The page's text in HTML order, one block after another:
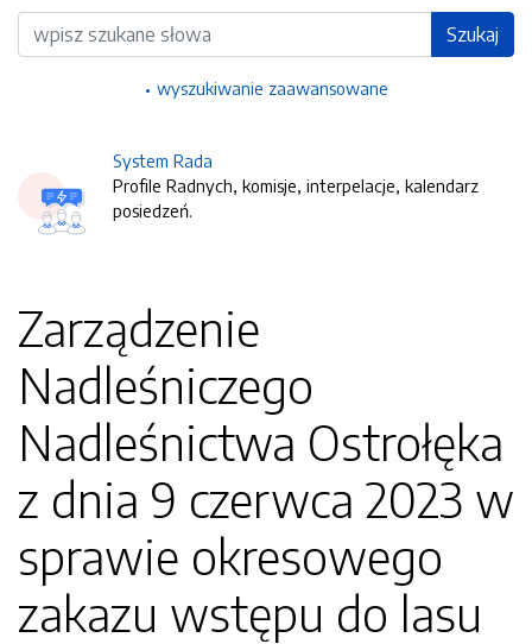
Wyszukiwarka Szukaj
wyszukiwanie zaawansowane
System Rada
Profile Radnych, komisje, interpelacje, kalendarz
posiedzeń.
Zarządzenie
Nadleśniczego
Nadleśnictwa Ostrołęka
z dnia 9 czerwca 2023 w
sprawie okresowego
zakazu wstępu do lasu